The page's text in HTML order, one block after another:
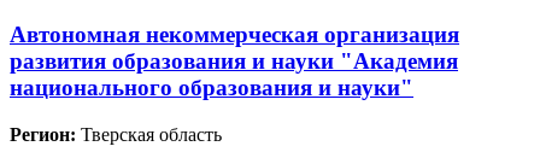
Автономная некоммерческая организация
развития образования и науки "Академия
национального образования и науки"
Регион: Тверская область